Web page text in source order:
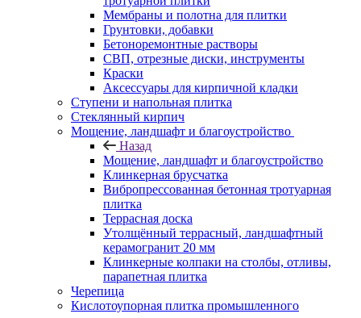
Мембраны и полотна для плитки
Грунтовки, добавки
Бетоноремонтные растворы
СВП, отрезные диски, инструменты
Краски
Аксессуары для кирпичной кладки
Ступени и напольная плитка
Cтеклянный кирпич
Мощение, ландшафт и благоустройство
Назад
Мощение, ландшафт и благоустройство
Клинкерная брусчатка
Вибропрессованная бетонная тротуарная
плитка
Террасная доска
Утолщённый террасный, ландшафтный
керамогранит 20 мм
Клинкерные колпаки на столбы, отливы,
парапетная плитка
Черепица
Кислотоупорная плитка промышленного